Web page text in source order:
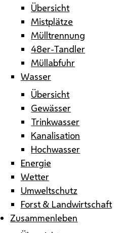
Übersicht
Mistplätze
Mülltrennung
48er-Tandler
Müllabfuhr
Wasser
Übersicht
Gewässer
Trinkwasser
Kanalisation
Hochwasser
Energie
Wetter
Umweltschutz
Forst & Landwirtschaft
Zusammenleben